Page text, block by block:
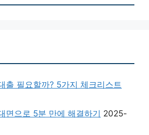
출 필요할까? 5가지 체크리스트
면으로 5분 만에 해결하기 2025-